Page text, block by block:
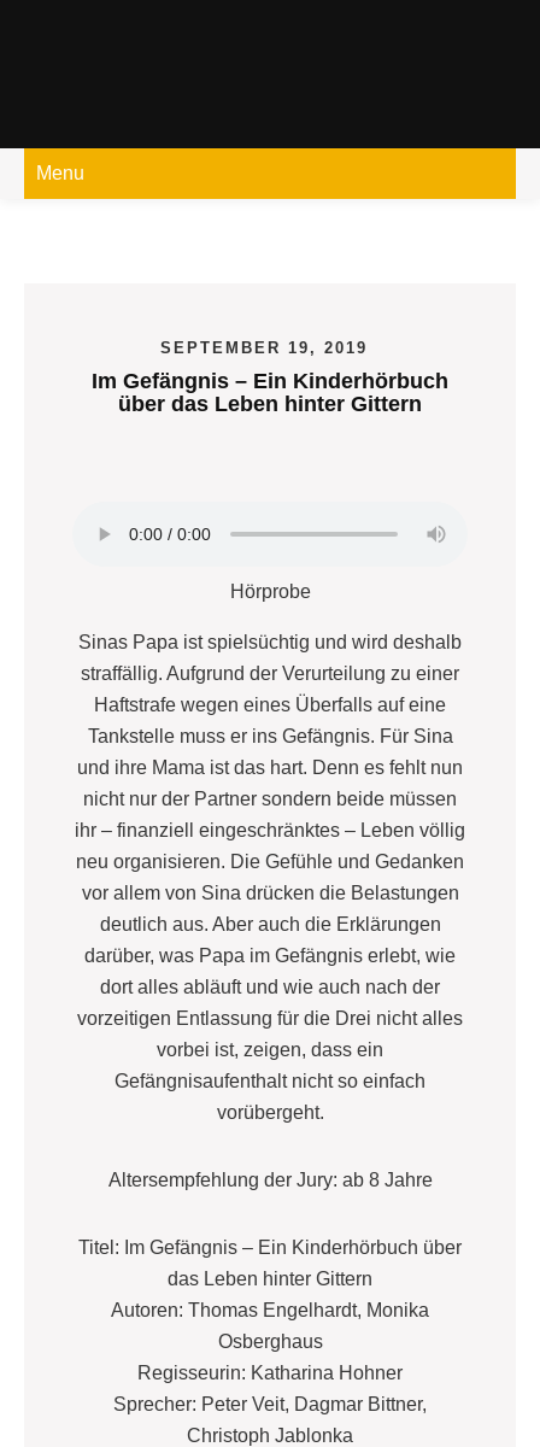
Menu
SEPTEMBER 19, 2019
Im Gefängnis – Ein Kinderhörbuch
über das Leben hinter Gittern
Hörprobe
Sinas Papa ist spielsüchtig und wird deshalb
straffällig. Aufgrund der Verurteilung zu einer
Haftstrafe wegen eines Überfalls auf eine
Tankstelle muss er ins Gefängnis. Für Sina
und ihre Mama ist das hart. Denn es fehlt nun
nicht nur der Partner sondern beide müssen
ihr – finanziell eingeschränktes – Leben völlig
neu organisieren. Die Gefühle und Gedanken
vor allem von Sina drücken die Belastungen
deutlich aus. Aber auch die Erklärungen
darüber, was Papa im Gefängnis erlebt, wie
dort alles abläuft und wie auch nach der
vorzeitigen Entlassung für die Drei nicht alles
vorbei ist, zeigen, dass ein
Gefängnisaufenthalt nicht so einfach
vorübergeht.
Altersempfehlung der Jury: ab 8 Jahre
Titel: Im Gefängnis – Ein Kinderhörbuch über
das Leben hinter Gittern
Autoren: Thomas Engelhardt, Monika
Osberghaus
Regisseurin: Katharina Hohner
Sprecher: Peter Veit, Dagmar Bittner,
Christoph Jablonka